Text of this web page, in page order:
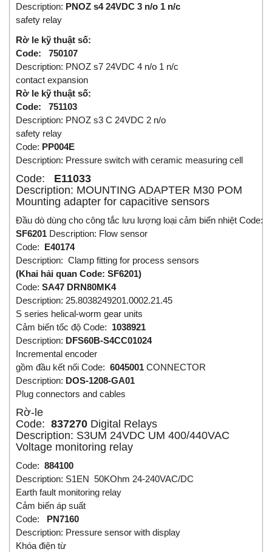
Description: PNOZ s4 24VDC 3 n/o 1 n/c
safety relay
Rờ le kỹ thuật số:
Code: 750107
Description: PNOZ s7 24VDC 4 n/o 1 n/c
contact expansion
Rờ le kỹ thuật số:
Code: 751103
Description: PNOZ s3 C 24VDC 2 n/o
safety relay
Code: PP004E
Description: Pressure switch with ceramic measuring cell
Code: E11033
Description: MOUNTING ADAPTER M30 POM
Mounting adapter for capacitive sensors
Đầu dò dùng cho công tắc lưu lượng loại cảm biến nhiệt Code:
SF6201 Description: Flow sensor
Code: E40174
Description: Clamp fitting for process sensors
(Khai hải quan Code: SF6201)
Code: SA47 DRN80MK4
Description: 25.8038249201.0002.21.45
S series helical-worm gear units
Cảm biến tốc độ Code: 1038921
Description: DFS60B-S4CC01024
Incremental encoder
gồm đầu kết nối Code: 6045001 CONNECTOR
Description: DOS-1208-GA01
Plug connectors and cables
Rờ-le
Code: 837270 Digital Relays
Description: S3UM 24VDC UM 400/440VAC
Voltage monitoring relay
Code: 884100
Description: S1EN 50KOhm 24-240VAC/DC
Earth fault monitoring relay
Cảm biến áp suất
Code: PN7160
Description: Pressure sensor with display
Khóa điện từ